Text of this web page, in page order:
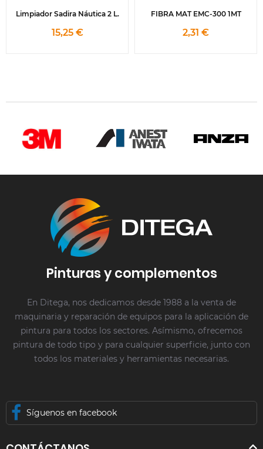
Limpiador Sadira Náutica 2 L.
15,25 €
FIBRA MAT EMC-300 1MT
2,31 €
Pinturas y complementos
En Ditega, nos dedicamos desde 1988 a la venta de
maquinaria y reparación de equipos para la aplicación de
pintura para todos los sectores. Asímismo, ofrecemos
pintura de todo tipo y para cualquier superficie, junto con
todos los materiales y herramientas necesarias.
Síguenos en facebook